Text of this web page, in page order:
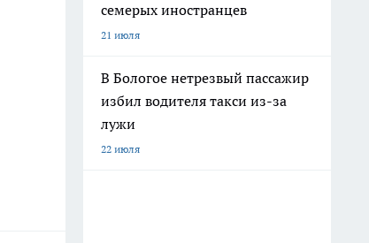
семерых иностранцев
21 июля
В Бологое нетрезвый пассажир
избил водителя такси из-за
лужи
22 июля